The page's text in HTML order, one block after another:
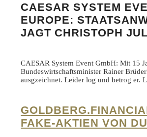
CAESAR SYSTEM
EUROPE:
JAGT CHRISTOPH
CAESAR System Event GmbH: Mit 15
Bundeswirtschaftsminister Rainer
ausgzeichnet. Leider log und betrog er.
FAKE-AKTIEN VON